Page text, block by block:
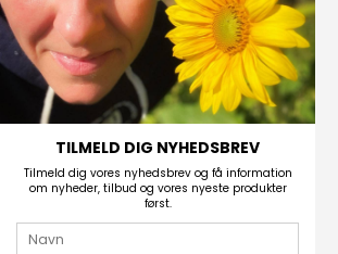
Perlegade 44
6400 Sønderborg, Danmark
Telefonnr.
(+45) 74 43 53 55
E-mail
TILMELD DIG NYHEDSBREV
Tilmeld dig vores nyhedsbrev og få information
om nyheder, tilbud og vores nyeste produkter
først.